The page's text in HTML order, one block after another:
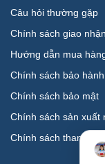
Câu hỏi thường gặp
Chính sách giao nhận
Hướng dẫn mua
Chính sách bảo
Chính sách bảo mật
Chính sách sản xuất
Chính sách thanh